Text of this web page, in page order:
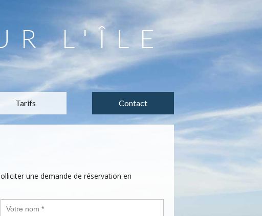
L'ÎLE
Tarifs Contact
une demande de réservation en